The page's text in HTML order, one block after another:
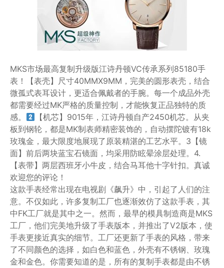
MKS市场最高复制升级版江诗丹顿VC传承系列85180手
表！【表壳】尺寸40MMX9MM，完美的圆形表壳，结合
微孤式表耳设计，更适合佩戴者的手腕。每一个成品外壳
都需要经过MK严格的质量控制，才能恢复正品独特的质
感。
【机芯】9015年，江诗丹顿自产2450机芯。从夹
板到钢轮，都是MK制表师精密装饰的，自动摆陀镀有18k
玫瑰金，最大限度地展现了原装精湛的工艺水平。3【镜
面】前后两块蓝宝石镜面，均采用防眩晕涂层处理。4.
【表带】两层西班牙小牛皮，结合马耳他十字针扣。真诚
欢迎您的评论！
这款手表经常出现在电视剧《飙升》中，引起了人们的注
意。不仅如此，许多复制工厂也逐渐效仿了这款手表，其
中FK工厂就是其中之一。然而，最早的模具制造商是MKS
工厂，他们完美地升级了手表版本，并推出了V2版本，使
手表更接近真实的细节。工厂还更新了手表的风格，带来
了不同颜色的选择，如白色和蓝色，外壳有不锈钢、玫瑰
金和金色。你需要知道的是，所有的复制手表都是由不锈